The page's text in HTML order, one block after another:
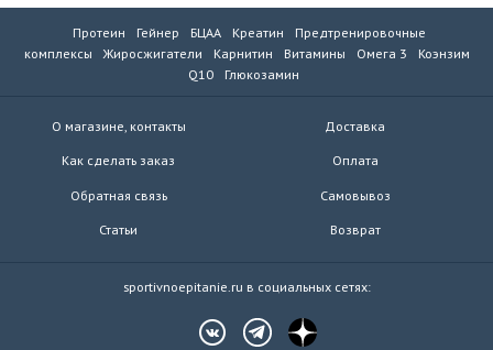
Протеин Гейнер БЦАА Креатин
Предтренировочные
комплексы
Жиросжигатели Карнитин Витамины Омега 3
Коэнзим
Q10
Глюкозамин
О магазине, контакты
Как сделать заказ
Обратная связь
Статьи
Доставка
Оплата
Самовывоз
Возврат
sportivnoepitanie.ru в социальных сетях: